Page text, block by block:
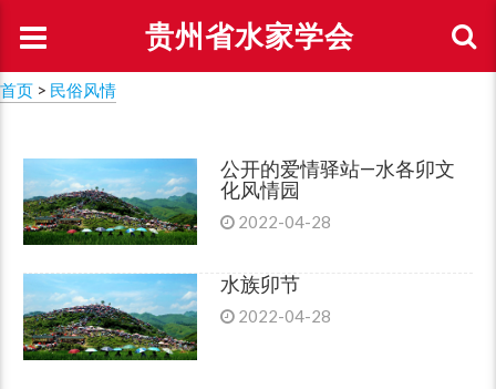
贵州省水家学会
首页 > 民俗风情
公开的爱情驿站—水各卯文
化风情园
2022-04-28
水族卯节
2022-04-28